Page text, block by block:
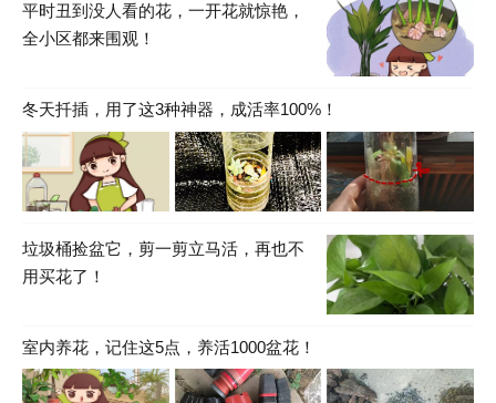
平时丑到没人看的花，一开花就惊艳，
全小区都来围观！
冬天扦插，用了这3种神器，成活率100%！
垃圾桶捡盆它，剪一剪立马活，再也不
用买花了！
室内养花，记住这5点，养活1000盆花！